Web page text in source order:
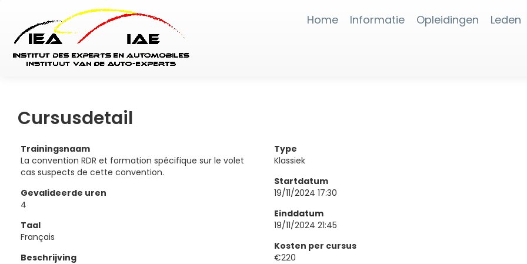
Home Informatie Opleidingen Leden
Cursusdetail
Trainingsnaam
La convention RDR et formation spécifique sur le volet
cas suspects de cette convention.
Gevalideerde uren
4
Taal
Français
Beschrijving
Type
Klassiek
Startdatum
19/11/2024 17:30
Einddatum
19/11/2024 21:45
Kosten per cursus
€220